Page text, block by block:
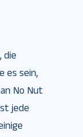
die
es sein,
No Nut
jede